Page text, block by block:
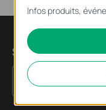
Subscription
E-mail
Infos produits,